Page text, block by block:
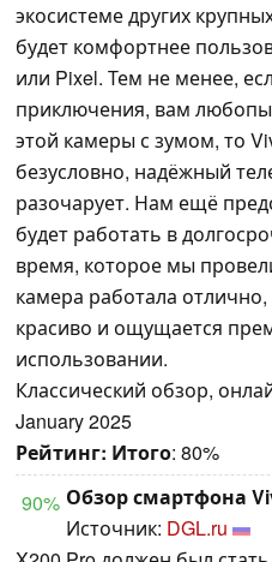
экосистеме других
будет комфортнее
или Pixel. Тем не менее,
приключения, вам
этой камеры с зумом, то
безусловно, надёжный
разочарует. Нам ещё
будет работать в
время, которое мы
камера работала
красиво и ощущается
использовании.
Классический обзор,
January 2025
Рейтинг: Итого: 80%
90% Обзор смартфона
Источник: DGL.ru